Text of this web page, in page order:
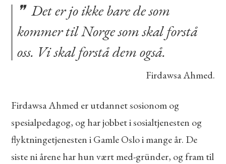
Det er jo ikke bare de som
kommer til Norge som skal forstå
oss. Vi skal forstå dem også.
Firdawsa Ahmed.
Firdawsa Ahmed er utdannet sosionom og
spesialpedagog, og har jobbet i sosialtjenesten og
flyktningetjenesten i Gamle Oslo i mange år. De
siste ni årene har hun vært med-gründer, og fram til